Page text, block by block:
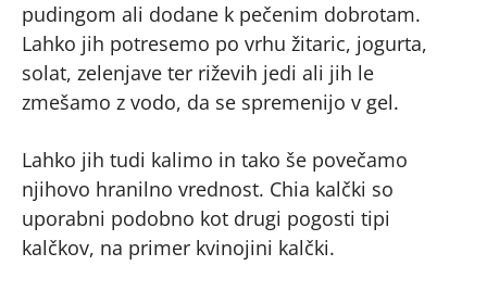
pudingom ali dodane k pečenim dobrotam.
Lahko jih potresemo po vrhu žitaric, jogurta,
solat, zelenjave ter riževih jedi ali jih le
zmešamo z vodo, da se spremenijo v gel.
Lahko jih tudi kalimo in tako še povečamo
njihovo hranilno vrednost. Chia kalčki so
uporabni podobno kot drugi pogosti tipi
kalčkov, na primer kvinojini kalčki.